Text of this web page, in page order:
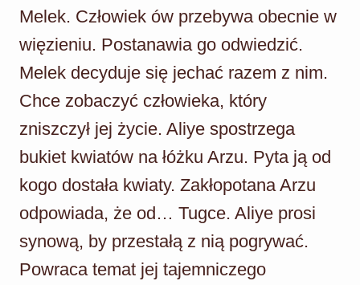
Melek. Człowiek ów przebywa obecnie w
więzieniu. Postanawia go odwiedzić.
Melek decyduje się jechać razem z nim.
Chce zobaczyć człowieka, który
zniszczył jej życie. Aliye spostrzega
bukiet kwiatów na łóżku Arzu. Pyta ją od
kogo dostała kwiaty. Zakłopotana Arzu
odpowiada, że od… Tugce. Aliye prosi
synową, by przestałą z nią pogrywać.
Powraca temat jej tajemniczego